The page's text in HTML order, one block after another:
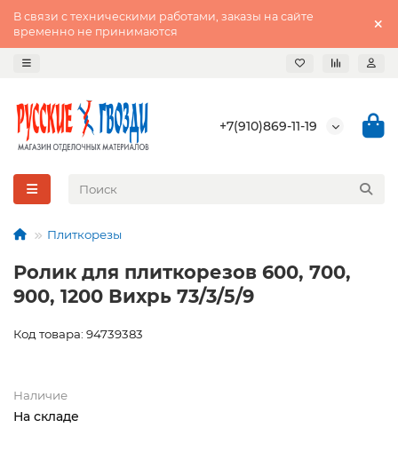
В связи с техническими работами, заказы на сайте
временно не принимаются
+7(910)869-11-19
Плиткорезы
Ролик для плиткорезов 600, 700,
900, 1200 Вихрь 73/3/5/9
Код товара: 94739383
Наличие
На складе